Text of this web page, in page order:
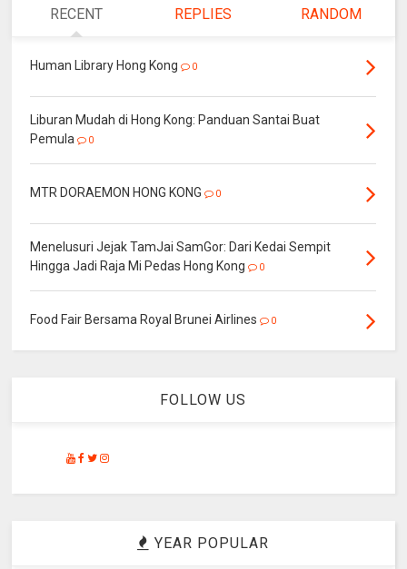
RECENT REPLIES RANDOM
Human Library Hong Kong 0
Liburan Mudah di Hong Kong: Panduan Santai Buat
Pemula
0
MTR DORAEMON HONG KONG 0
Menelusuri Jejak TamJai SamGor: Dari Kedai Sempit
Hingga Jadi Raja Mi Pedas Hong Kong
0
Food Fair Bersama Royal Brunei Airlines 0
FOLLOW US
YEAR POPULAR